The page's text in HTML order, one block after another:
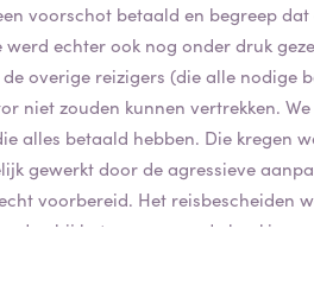
voorschot betaald en begreep
echter ook nog onder druk
overige reizigers (die alle nodige
niet zouden kunnen vertrekken.
alles betaald hebben. Die kregen
gewerkt door de agressieve
voorbereid. Het reisbescheiden
bij het vervoer en de boekingen